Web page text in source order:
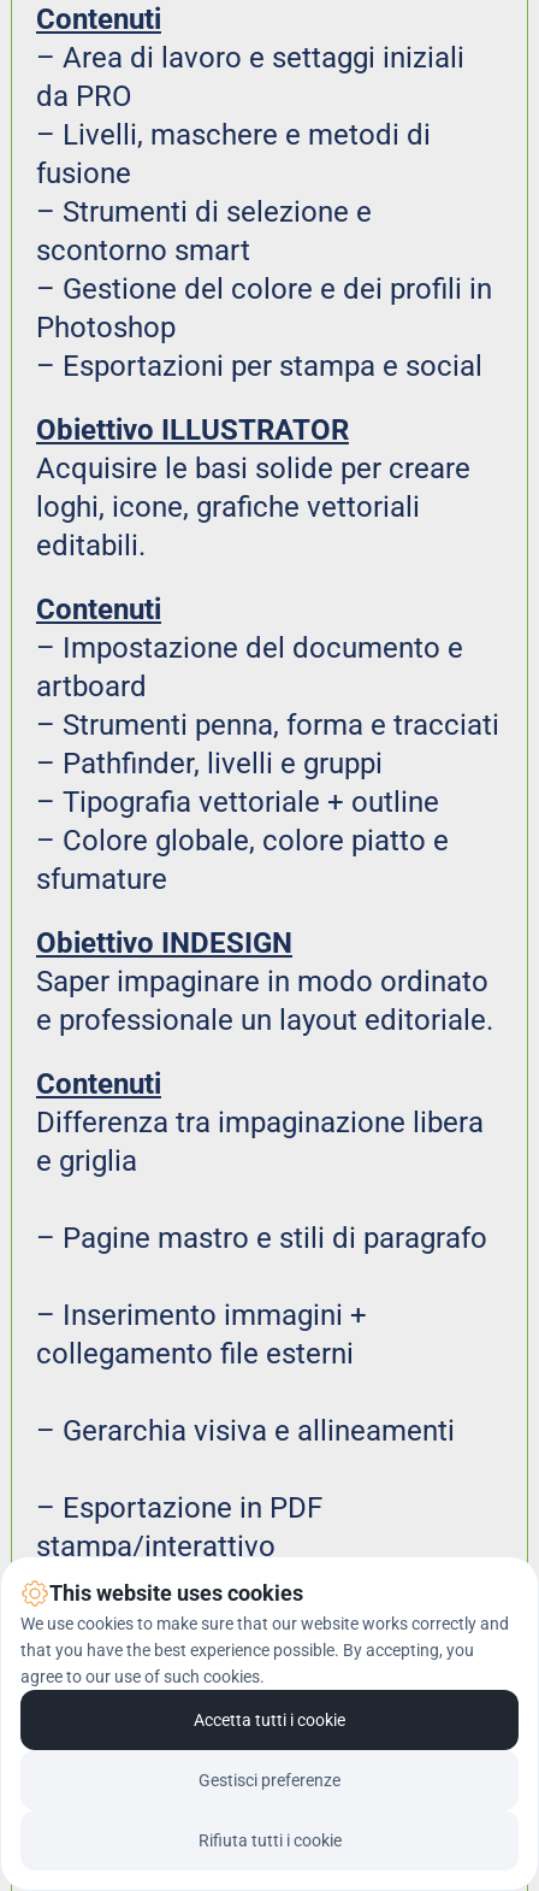
Contenuti
– Area di lavoro e settaggi iniziali
da PRO
– Livelli, maschere e metodi di
fusione
– Strumenti di selezione e
scontorno smart
– Gestione del colore e dei profili in
Photoshop
– Esportazioni per stampa e social
Obiettivo ILLUSTRATOR
Acquisire le basi solide per creare
loghi, icone, grafiche vettoriali
editabili.
Contenuti
– Impostazione del documento e
artboard
– Strumenti penna, forma e tracciati
– Pathfinder, livelli e gruppi
– Tipografia vettoriale + outline
– Colore globale, colore piatto e
sfumature
Obiettivo INDESIGN
Saper impaginare in modo ordinato
e professionale un layout editoriale.
Contenuti
Differenza tra impaginazione libera
e griglia
– Pagine mastro e stili di paragrafo
– Inserimento immagini +
collegamento file esterni
– Gerarchia visiva e allineamenti
– Esportazione in PDF
stampa/interattivo
Obiettivo
Creare un sistema di archiviazione
funzionale per lavorare in team o
con clienti con il te stesso di
This website uses cookies
We use cookies to make sure that our website works correctly and
that you have the best experience possible. By accepting, you
agree to our use of such cookies.
Rifiuta tutti i cookie
Gestisci preferenze
Accetta tutti i cookie